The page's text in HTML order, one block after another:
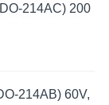
214AC) 200
214AB) 60V,